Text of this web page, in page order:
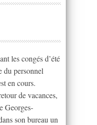
les congés d’été
du personnel
en cours.
de vacances,
Georges-
son bureau un